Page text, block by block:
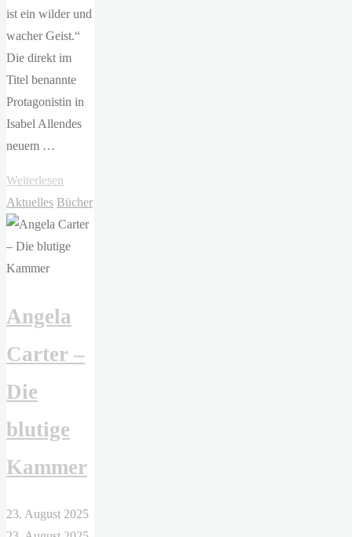
ist ein wilder und
wacher Geist.“
Die direkt im
Titel benannte
Protagonistin in
Isabel Allendes
neuem …
Weiterlesen
Allende
–
Mein
Emilia
Valle"
Aktuelles Bücher
Angela
Carter –
Die
blutige
Kammer
23. August 2025